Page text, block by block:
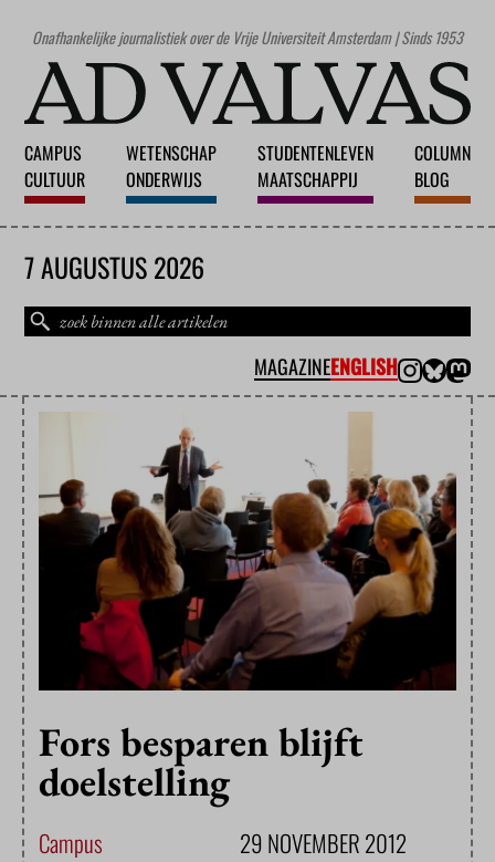
Onafhankelijke journalistiek over de Vrije Universiteit Amsterdam | Sinds 1953
CAMPUS
CULTUUR
WETENSCHAP
ONDERWIJS
STUDENTENLEVEN
MAATSCHAPPIJ
COLUMN
BLOG
7 AUGUSTUS 2026
MAGAZINEENGLISH
Fors besparen blijft
doelstelling
Campus 29 NOVEMBER 2012